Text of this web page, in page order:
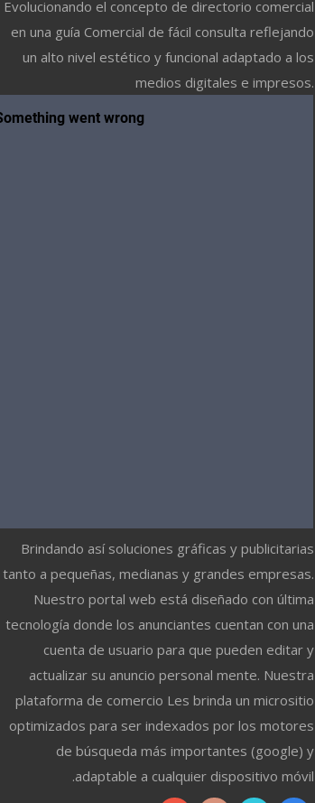
Evolucionando el concepto de directorio comercial
en una guía Comercial de fácil consulta reflejando
un alto nivel estético y funcional adaptado a los
medios digitales e impresos.
Brindando así soluciones gráficas y publicitarias
tanto a pequeñas, medianas y grandes empresas.
Nuestro portal web está diseñado con última
tecnología donde los anunciantes cuentan con una
cuenta de usuario para que pueden editar y
actualizar su anuncio personal mente. Nuestra
plataforma de comercio Les brinda un micrositio
optimizados para ser indexados por los motores
de búsqueda más importantes (google) y
adaptable a cualquier dispositivo móvil.